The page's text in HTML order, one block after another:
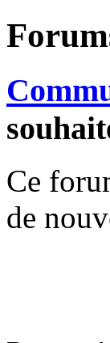
Ce
de